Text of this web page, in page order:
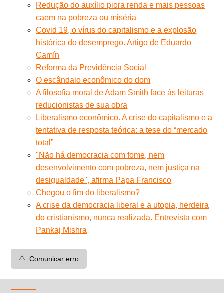
Redução do auxílio piora renda e mais pessoas
caem na pobreza ou miséria
Covid 19, o vírus do capitalismo e a explosão
histórica do desemprego. Artigo de Eduardo
Camín
Reforma da Previdência Social
O escândalo econômico do dom
A filosofia moral de Adam Smith face às leituras
reducionistas de sua obra
Liberalismo econômico. A crise do capitalismo e a
tentativa de resposta teórica: a tese do “mercado
total”
"Não há democracia com fome, nem
desenvolvimento com pobreza, nem justiça na
desigualdade", afirma Papa Francisco
Chegou o fim do liberalismo?
A crise da democracia liberal e a utopia, herdeira
do cristianismo, nunca realizada. Entrevista com
Pankaj Mishra
⚠️ Comunicar erro